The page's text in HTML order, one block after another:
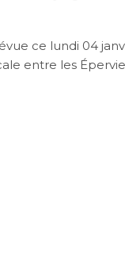
ce lundi 04
entre les